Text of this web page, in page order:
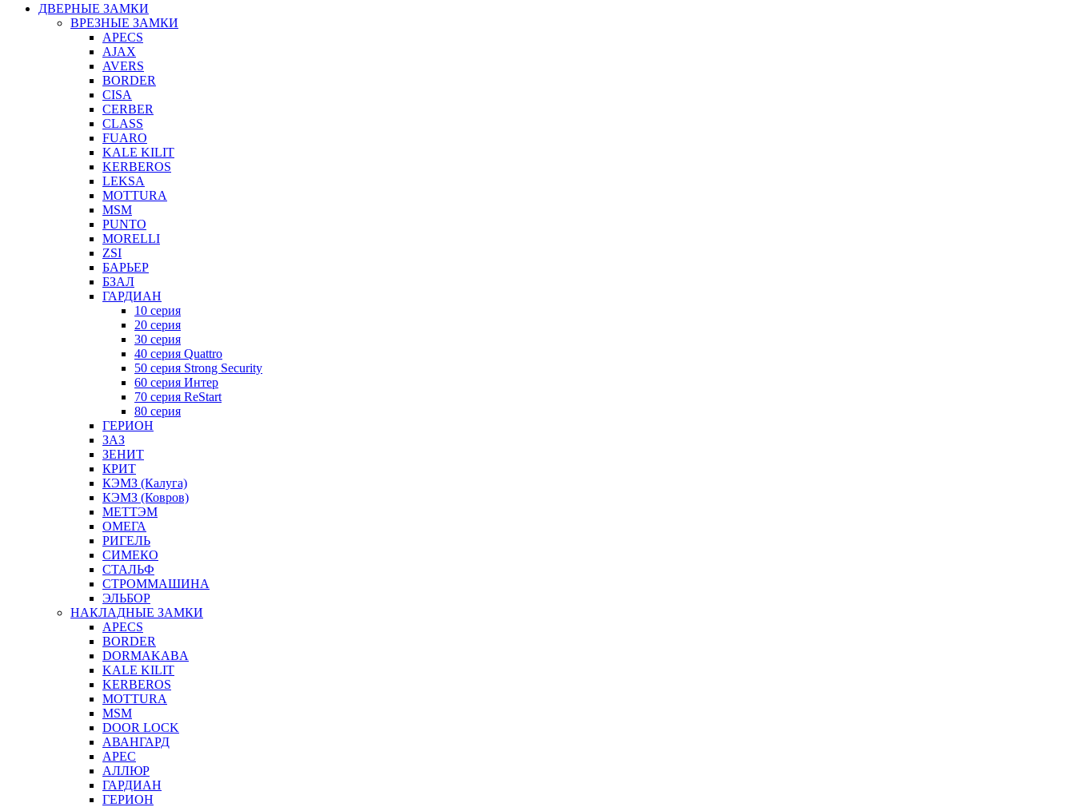
ДВЕРНЫЕ ЗАМКИ
ВРЕЗНЫЕ ЗАМКИ
APECS
AJAX
AVERS
BORDER
CISA
CERBER
CLASS
FUARO
KALE KILIT
KERBEROS
LEKSA
MOTTURA
MSM
PUNTO
MORELLI
ZSI
БАРЬЕР
БЗАЛ
ГАРДИАН
10 серия
20 серия
30 серия
40 серия Quattro
50 серия Strong Security
60 серия Интер
70 серия ReStart
80 серия
ГЕРИОН
ЗАЗ
ЗЕНИТ
КРИТ
КЭМЗ (Калуга)
КЭМЗ (Ковров)
МЕТТЭМ
ОМЕГА
РИГЕЛЬ
СИМЕКО
СТАЛЬФ
СТРОММАШИНА
ЭЛЬБОР
НАКЛАДНЫЕ ЗАМКИ
APECS
BORDER
DORMAKABA
KALE KILIT
KERBEROS
MOTTURA
MSM
DOOR LOCK
АВАНГАРД
АРЕС
АЛЛЮР
ГАРДИАН
ГЕРИОН